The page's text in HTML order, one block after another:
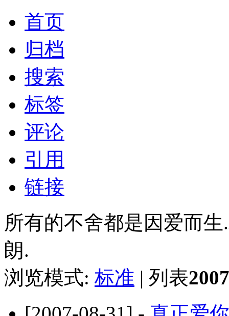
首页
归档
搜索
标签
评论
引用
链接
所有的不舍都是因爱而
朗.
浏览模式: 标准 | 列表